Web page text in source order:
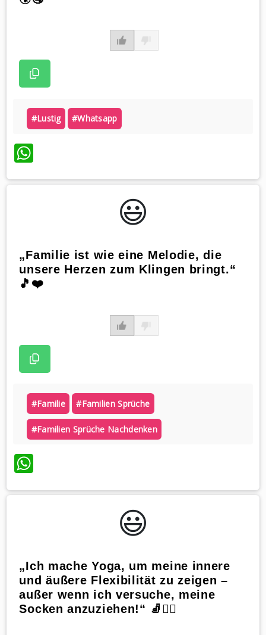
#lustig #whatsapp
WhatsApp
😃️
„Familie ist wie eine Melodie, die
unsere Herzen zum Klingen bringt.“
🎵❤️
#familie #familien Sprüche
#familien Sprüche Nachdenken
WhatsApp
😃️
„Ich mache Yoga, um meine innere
und äußere Flexibilität zu zeigen –
außer wenn ich versuche, meine
Socken anzuziehen!“ 🧦🧘‍♀️